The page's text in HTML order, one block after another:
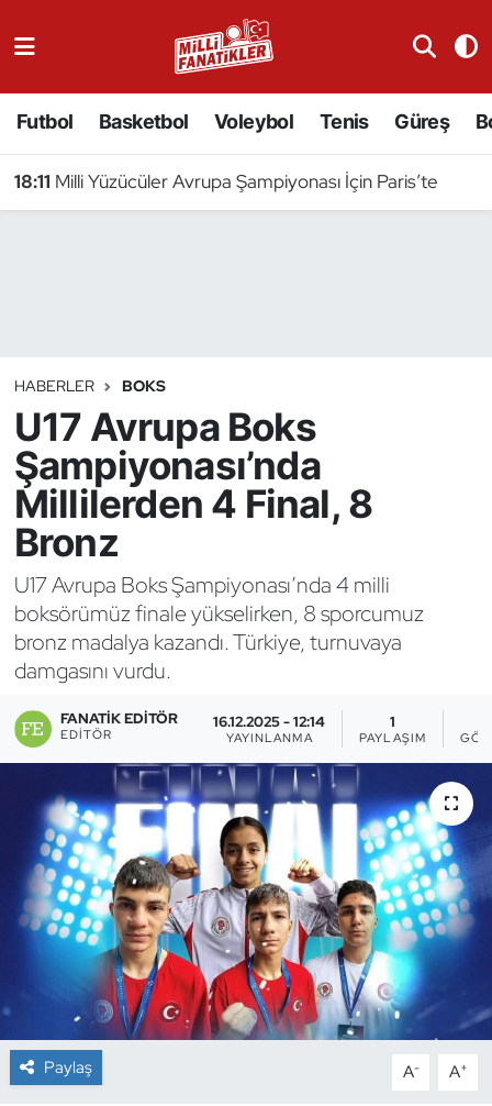
Futbol Basketbol Voleybol Tenis Güreş
18:11 Milli Yüzücüler Avrupa Şampiyonası İçin Paris’te
HABERLER BOKS
U17 Avrupa Boks
Şampiyonası’nda
Millilerden 4 Final, 8
Bronz
U17 Avrupa Boks Şampiyonası’nda 4 milli
boksörümüz finale yükselirken, 8 sporcumuz
bronz madalya kazandı. Türkiye, turnuvaya
damgasını vurdu.
FANATIK EDITÖR
EDITÖR
16.12.2025 - 12:14
YAYINLANMA
1
PAYLAŞIM
Paylaş A- A+
Badminton
Binicilik
Bisiklet
Bocce Bowling Dart
Boks
Briç
Çim Hokeyi
Cimnastik
Curling
Dağcılık
Dans Sporları
Dövüş Sanatı